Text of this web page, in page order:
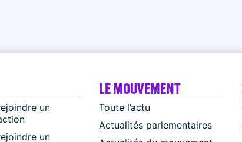
un
un
LE MOUVEMENT
Toute l’actu
Actualités parlementaires